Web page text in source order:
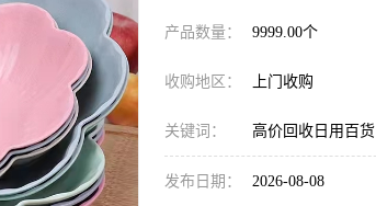
产品数量： 9999.00个
收购地区： 上门收购
关键词： 高价回收日用百货
发布日期： 2026-08-08